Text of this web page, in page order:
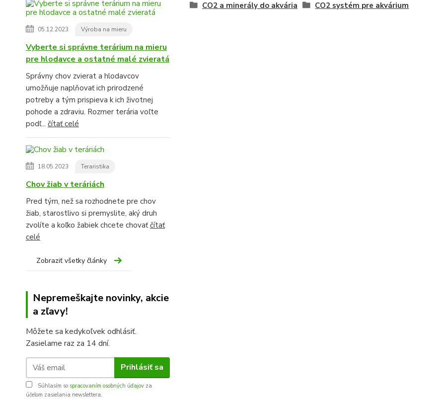
05.12.2023 Výroba na mieru
Vyberte si správne terárium na mieru
pre hlodavce a ostatné malé zvieratá
Správny chov zvierat a hlodavcov
umožňuje naplňovať ich prirodzené
potreby a tým prispieva k ich životnej
pohode a zdraviu. Rozmer terária voľte
podľ... čítať celé
18.05.2023 Teraristika
Chov žiab v teráriách
Pred tým, než sa rozhodnete pre chov
žiab, starostlivo si premyslite, aký druh
zvolíte a koľko žabiek chcete chovaťčítať
celé
Zobraziť všetky články
Nepremeškajte novinky, akcie
a zľavy!
Môžete sa kedykoľvek odhlásiť.
Zasielame raz za 14 dní.
Prihlásiť sa
Súhlasím so spracovaním osobných údajov za
účelom zasielania newslettera.
CO2 a minerály do akvária CO2 systém pre akvárium